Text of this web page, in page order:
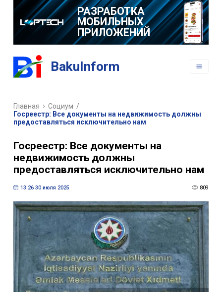
РАЗРАБОТКА
МОБИЛЬНЫХ
ПРИЛОЖЕНИЙ
BakuInform
Главная Социум /
Госреестр: Все документы на недвижимость должны
предоставляться исключительно нам
Госреестр: Все документы на
недвижимость должны
предоставляться исключительно нам
13:26 30 июля 2025 809